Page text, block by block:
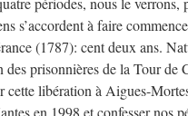
s’accordent à faire
(1787): cent deux ans.
des prisonnières de la Tour de
cette libération à Aigues-
en 1998 et confesser nos